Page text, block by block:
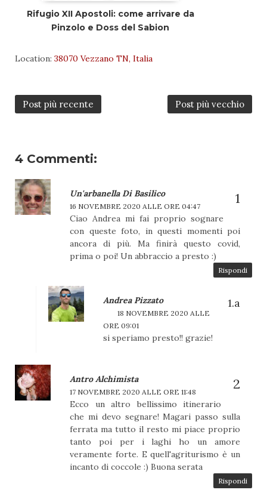
Rifugio XII Apostoli: come arrivare da
Pinzolo e Doss del Sabion
Location: 38070 Vezzano TN, Italia
Post più recente Post più vecchio
4 Commenti:
Un'arbanella Di Basilico
16 NOVEMBRE 2020 ALLE ORE 04:47
Ciao Andrea mi fai proprio sognare
con queste foto, in questi momenti poi
ancora di più. Ma finirà questo covid,
prima o poi! Un abbraccio a presto :)
Rispondi
Andrea Pizzato
18 NOVEMBRE 2020 ALLE
ORE 09:01
si speriamo presto!! grazie!
Antro Alchimista
17 NOVEMBRE 2020 ALLE ORE 11:48
Ecco un altro bellissimo itinerario
che mi devo segnare! Magari passo sulla
ferrata ma tutto il resto mi piace proprio
tanto poi per i laghi ho un amore
veramente forte. E quell'agriturismo è un
incanto di coccole :) Buona serata
Rispondi